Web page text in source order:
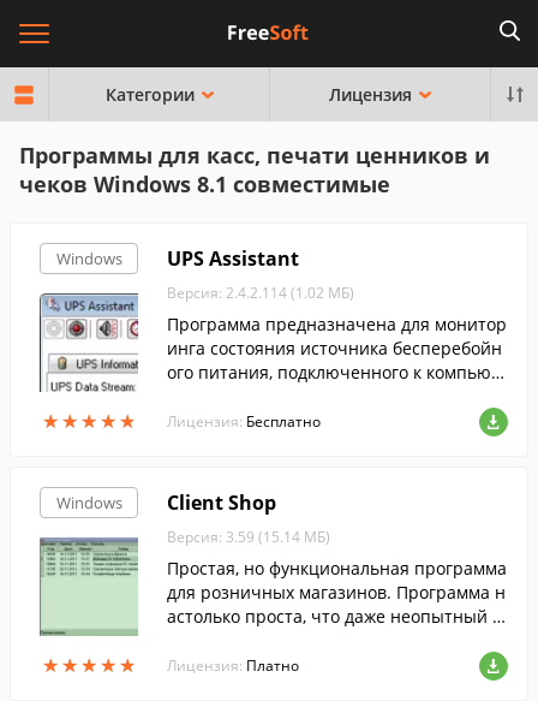
Категории Лицензия
Программы для касс, печати ценников и
чеков Windows 8.1 совместимые
Windows
★★★★★
★★★★★
UPS Assistant
Версия: 2.4.2.114 (1.02 МБ)
Программа предназначена для монитор
инга состояния источника бесперебойн
ого питания, подключенного к компьют
ивающего протокол Megatec.
Лицензия: Бесплатно
Windows
★★★★★
★★★★★
Client Shop
Версия: 3.59 (15.14 МБ)
Простая, но функциональная программа
для розничных магазинов. Программа н
астолько проста, что даже неопытный п
рамма поддерживает современное торг
овое оборудование (сканеры штрих-код
Лицензия: Платно